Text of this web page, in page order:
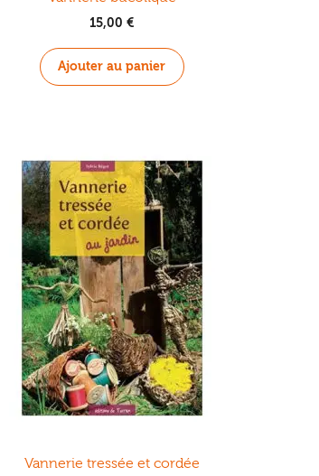
15,00 €
Ajouter au panier
Vannerie tressée et cordée